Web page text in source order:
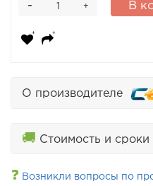
+
- В
О производителе
🚚 Стоимость и сроки
❓ Возникли вопросы по